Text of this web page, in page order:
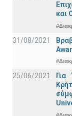
και
31/08/2021
25/06/2021
Για